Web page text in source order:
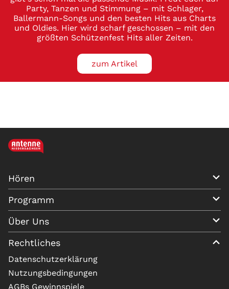
Party, Tanzen und Stimmung – mit Schlager,
Ballermann-Songs und den besten Hits aus Charts
und Oldies. Hier wird scharf geschossen – mit den
größten Schützenfest Hits aller Zeiten.
zum Artikel
Hören
Programm
Über Uns
Rechtliches
Datenschutzerklärung
Nutzungsbedingungen
AGBs Gewinnspiele